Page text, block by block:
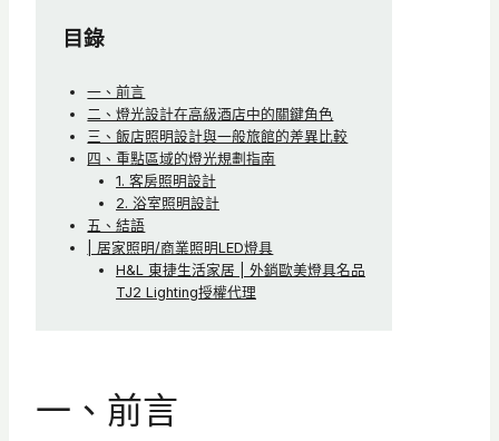
目錄
一、前言
二、燈光設計在高級酒店中的關鍵角色
三、飯店照明設計與一般旅館的差異比較
四、重點區域的燈光規劃指南
1. 客房照明設計
2. 浴室照明設計
五、結語
| 居家照明/商業照明LED燈具
H&L 東捷生活家居 | 外銷歐美燈具名品
TJ2 Lighting授權代理
一、前言